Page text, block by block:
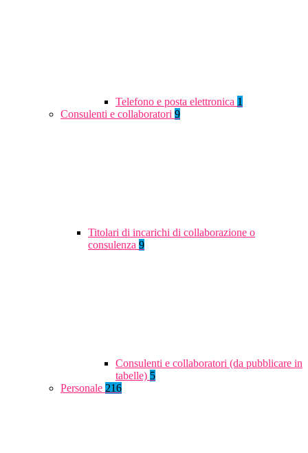
Telefono e posta elettronica 1
Consulenti e collaboratori 9
Titolari di incarichi di collaborazione o
consulenza 9
Consulenti e collaboratori (da pubblicare in
tabelle) 5
Personale 216